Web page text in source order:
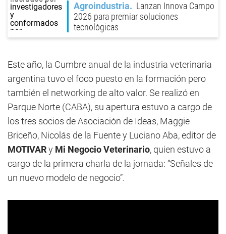
Agroindustria
Lanzan Innova Campo
2026 para premiar soluciones
tecnológicas
Este año, la Cumbre anual de la industria veterinaria
argentina tuvo el foco puesto en la formación pero
también el networking de alto valor. Se realizó en
Parque Norte (CABA), su apertura estuvo a cargo de
los tres socios de Asociación de Ideas, Maggie
Briceño, Nicolás de la Fuente y Luciano Aba, editor de
MOTIVARy Mi Negocio Veterinario, quien estuvo a
cargo de la primera charla de la jornada: “Señales de
un nuevo modelo de negocio”.